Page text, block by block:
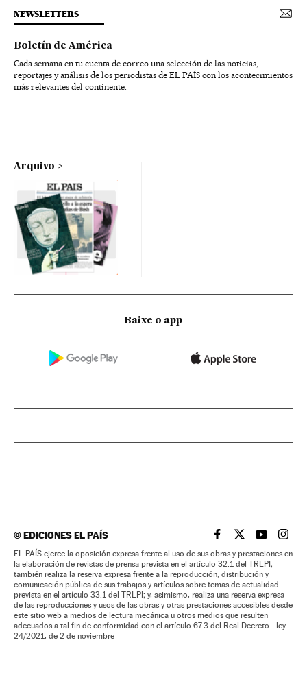
NEWSLETTERS
Boletín de América
Cada semana en tu cuenta de correo una selección de las noticias,
reportajes y análisis de los periodistas de EL PAÍS con los acontecimientos
más relevantes del continente.
Arquivo
Baixe o app
©EDICIONES EL PAÍS EL PAÍS BRASIL EN
EL PAÍSEL PAÍS
EL
EL PAÍS ejerce la oposición expresa frente al uso de sus obras y prestaciones en
la elaboración de revistas de prensa prevista en el artículo 32.1 del TRLPI;
también realiza la reserva expresa frente a la reproducción, distribución y
comunicación pública de sus trabajos y artículos sobre temas de actualidad
prevista en el artículo 33.1 del TRLPI; y, asimismo, realiza una reserva expresa
de las reproducciones y usos de las obras y otras prestaciones accesibles desde
este sitio web a medios de lectura mecánica u otros medios que resulten
adecuados a tal fin de conformidad con el artículo 67.3 del Real Decreto - ley
24/2021, de 2 de noviembre